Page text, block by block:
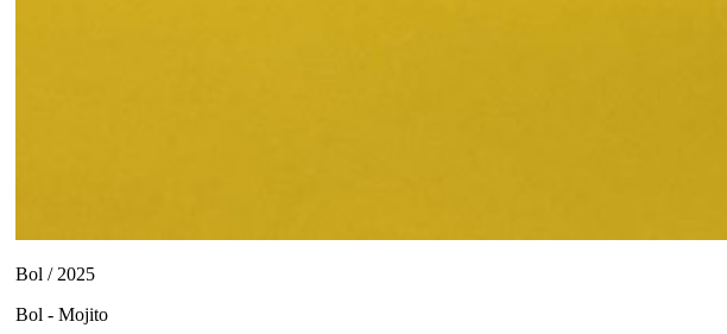
Bol / 2025
Bol - Mojito